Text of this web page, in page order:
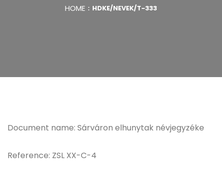
HOME HDKE/NEVEK/T-333
Document name: Sárváron elhunytak névjegyzéke
Reference: ZSL XX-C-4